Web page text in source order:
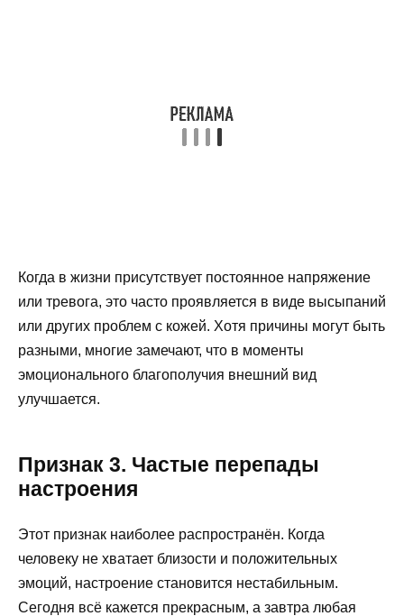
Когда в жизни присутствует постоянное напряжение
или тревога, это часто проявляется в виде высыпаний
или других проблем с кожей. Хотя причины могут быть
разными, многие замечают, что в моменты
эмоционального благополучия внешний вид
улучшается.
Признак 3. Частые перепады
настроения
Этот признак наиболее распространён. Когда
человеку не хватает близости и положительных
эмоций, настроение становится нестабильным.
Сегодня всё кажется прекрасным, а завтра любая